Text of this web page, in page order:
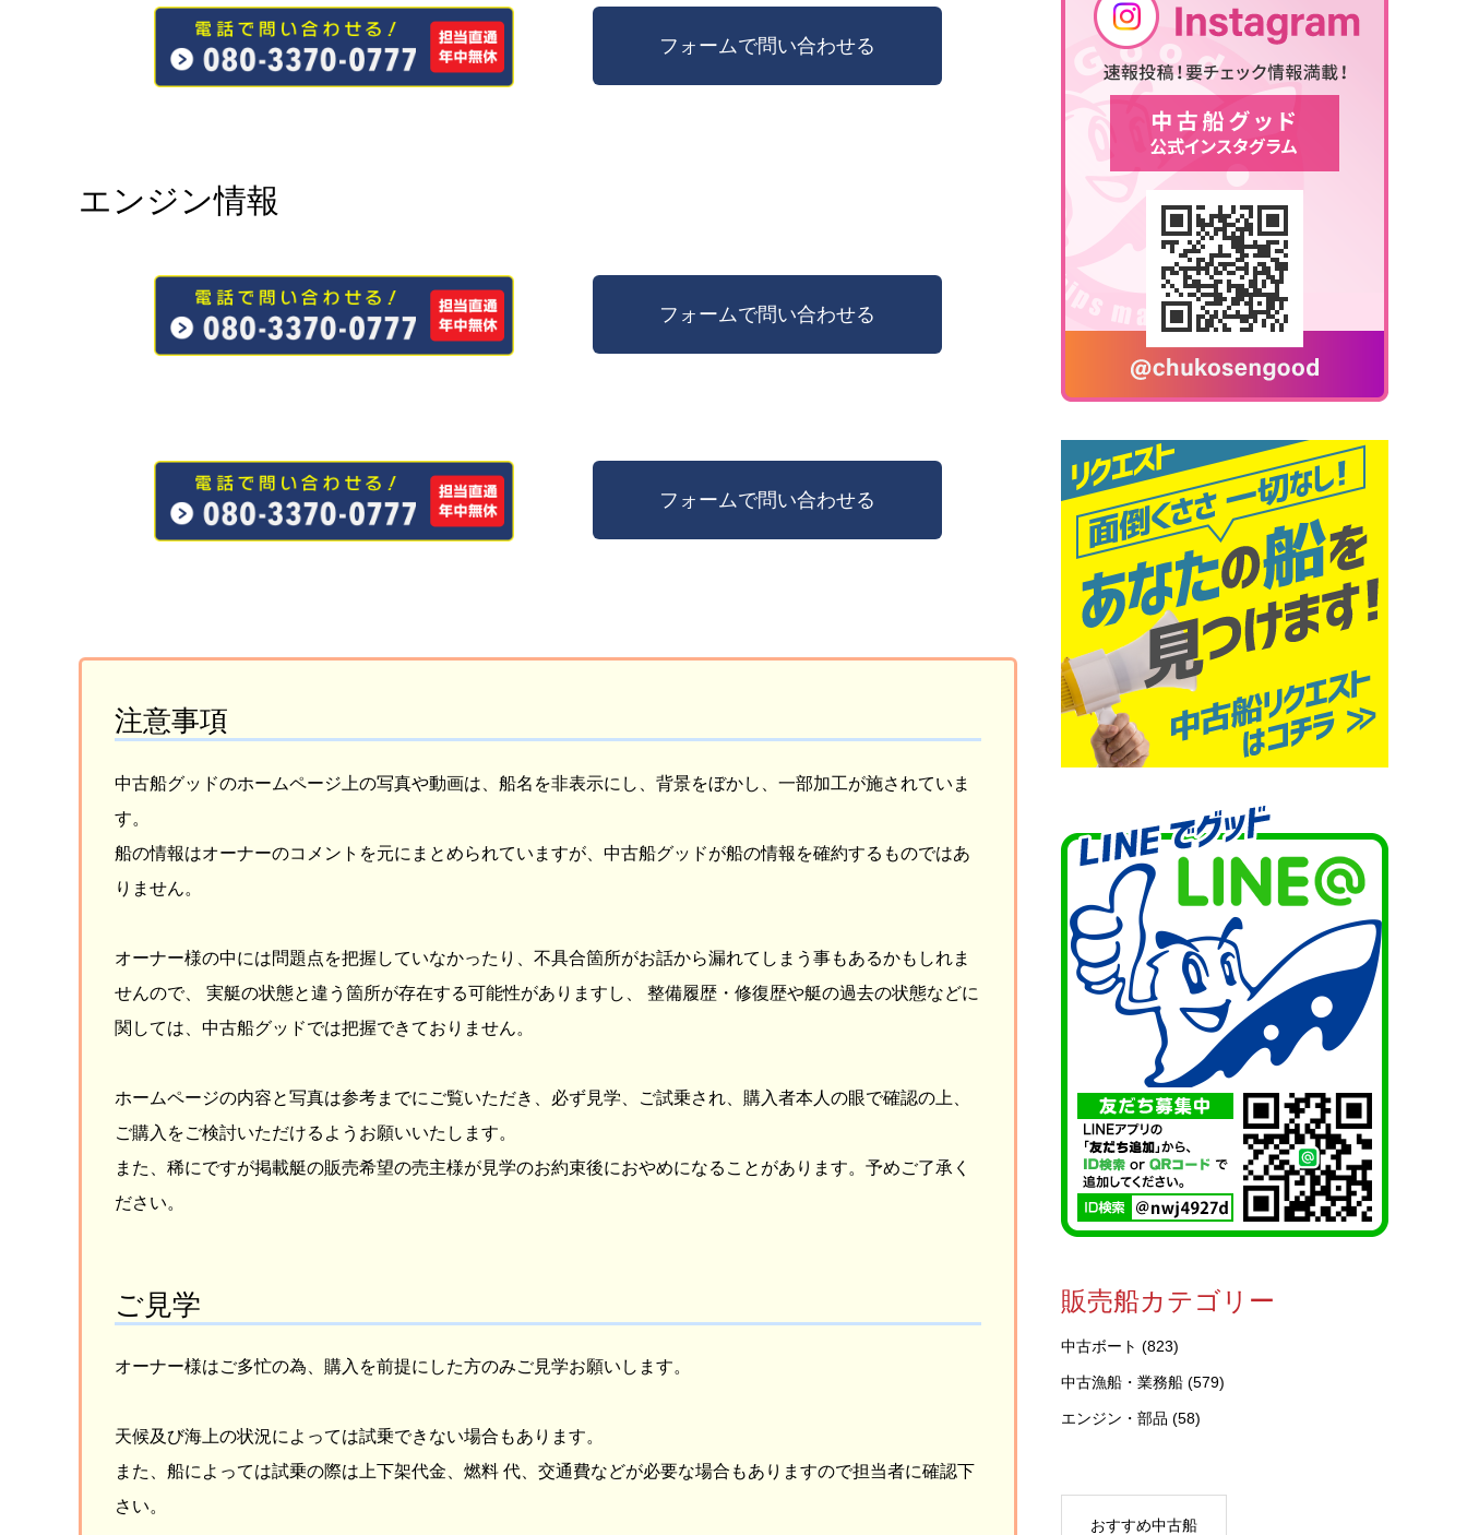
エンジン情報
注意事項
中古船グッドのホームページ上の写真や動画は、船名を非表示にし、背景をぼかし、一部加工が施されていま
す。
船の情報はオーナーのコメントを元にまとめられていますが、中古船グッドが船の情報を確約するものではあ
りません。
オーナー様の中には問題点を把握していなかったり、不具合箇所がお話から漏れてしまう事もあるかもしれま
せんので、 実艇の状態と違う箇所が存在する可能性がありますし、 整備履歴・修復歴や艇の過去の状態などに
関しては、中古船グッドでは把握できておりません。
ホームページの内容と写真は参考までにご覧いただき、必ず見学、ご試乗され、購入者本人の眼で確認の上、
ご購入をご検討いただけるようお願いいたします。
また、稀にですが掲載艇の販売希望の売主様が見学のお約束後におやめになることがあります。予めご了承く
ださい。
ご見学
オーナー様はご多忙の為、購入を前提にした方のみご見学お願いします。
天候及び海上の状況によっては試乗できない場合もあります。
また、船によっては試乗の際は上下架代金、燃料 代、交通費などが必要な場合もありますので担当者に確認下
さい。
販売船カテゴリー
中古ボート (823)
中古漁船・業務船 (579)
エンジン・部品 (58)
おすすめ中古船